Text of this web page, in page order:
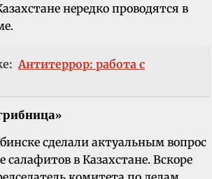
нередко проводятся в
Антитеррор: работа с
сделали актуальным вопрос
салафитов в Казахстане. Вскоре